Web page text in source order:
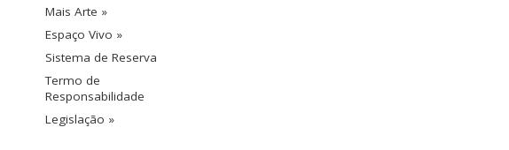
Mais Arte »
Espaço Vivo »
Sistema de Reserva
Termo de
Responsabilidade
Legislação »